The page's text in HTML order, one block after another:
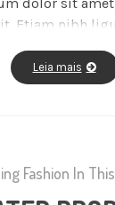
Etiam nibh
id
Leia mais
Fashion In